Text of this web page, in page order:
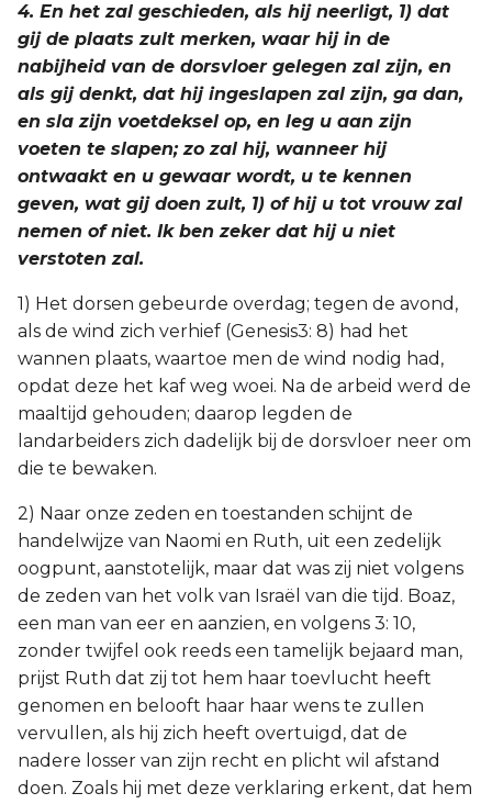
4. En het zal geschieden, als hij neerligt, 1) dat
gij de plaats zult merken, waar hij in de
nabijheid van de dorsvloer gelegen zal zijn, en
als gij denkt, dat hij ingeslapen zal zijn, ga dan,
en sla zijn voetdeksel op, en leg u aan zijn
voeten te slapen; zo zal hij, wanneer hij
ontwaakt en u gewaar wordt, u te kennen
geven, wat gij doen zult, 1) of hij u tot vrouw zal
nemen of niet. Ik ben zeker dat hij u niet
verstoten zal.
1) Het dorsen gebeurde overdag; tegen de avond,
als de wind zich verhief (Genesis3: 8) had het
wannen plaats, waartoe men de wind nodig had,
opdat deze het kaf weg woei. Na de arbeid werd de
maaltijd gehouden; daarop legden de
landarbeiders zich dadelijk bij de dorsvloer neer om
die te bewaken.
2) Naar onze zeden en toestanden schijnt de
handelwijze van Naomi en Ruth, uit een zedelijk
oogpunt, aanstotelijk, maar dat was zij niet volgens
de zeden van het volk van Israël van die tijd. Boaz,
een man van eer en aanzien, en volgens 3: 10,
zonder twijfel ook reeds een tamelijk bejaard man,
prijst Ruth dat zij tot hem haar toevlucht heeft
genomen en belooft haar haar wens te zullen
vervullen, als hij zich heeft overtuigd, dat de
nadere losser van zijn recht en plicht wil afstand
doen. Zoals hij met deze verklaring erkent, dat hem